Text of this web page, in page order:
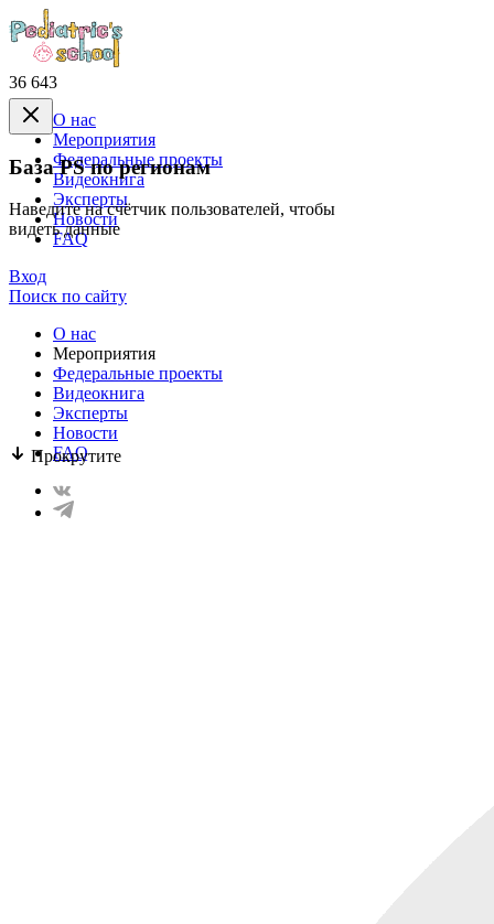
36 643
База PS по регионам
Наведите на счётчик пользователей, чтобы
видеть данные
Прокрутите
О нас
Mероприятия
Федеральные проекты
Видеокнига
Эксперты
Новости
FAQ
Вход
Поиск по сайту
О нас
Mероприятия
Федеральные проекты
Видеокнига
Эксперты
Новости
FAQ